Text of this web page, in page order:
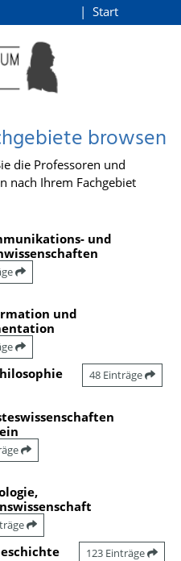
Start
browsen
die Professoren und
nach Ihrem Fachgebiet
und
und
48 Einträge
123 Einträge